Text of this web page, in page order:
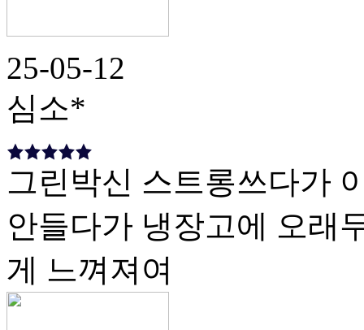
25-05-12
심소*
그린박신 스트롱쓰다가
안들다가 냉장고에 오래
게 느껴져여